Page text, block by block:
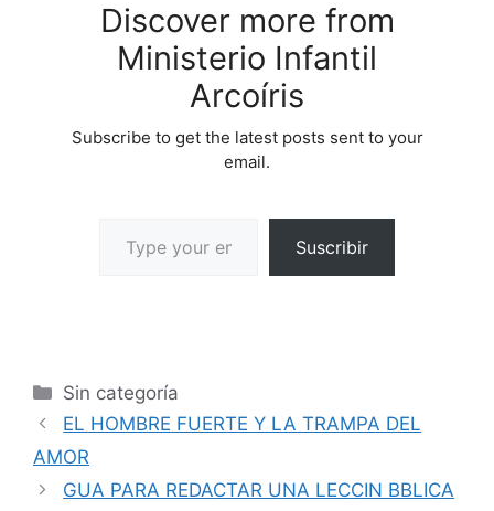
Discover more from
Ministerio Infantil
Arcoíris
Subscribe to get the latest posts sent to your
email.
Suscribir
Sin categoría
EL HOMBRE FUERTE Y LA TRAMPA DEL
AMOR
GUA PARA REDACTAR UNA LECCIN BBLICA